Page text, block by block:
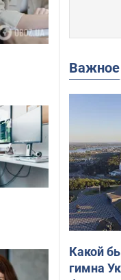
Важное
Какой
гимна